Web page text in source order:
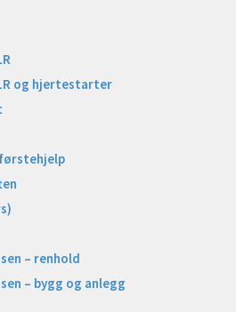
og hjertestarter
– renhold
– bygg og anlegg